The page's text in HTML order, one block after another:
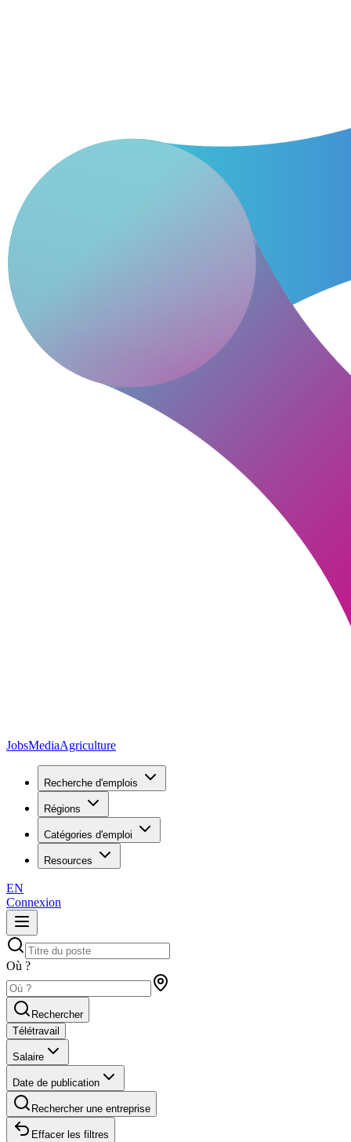
JobsMediaAgriculture
Recherche d'emplois
Régions
Catégories d'emploi
Resources
EN
Connexion
Où ?
Rechercher
Télétravail
Salaire
Date de publication
Rechercher une entreprise
Effacer les filtres